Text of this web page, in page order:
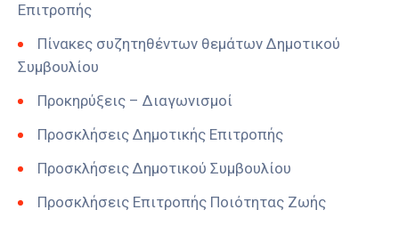
Επιτροπής
Πίνακες συζητηθέντων θεμάτων Δημοτικού
Συμβουλίου
Προκηρύξεις – Διαγωνισμοί
Προσκλήσεις Δημοτικής Επιτροπής
Προσκλήσεις Δημοτικού Συμβουλίου
Προσκλήσεις Επιτροπής Ποιότητας Ζωής